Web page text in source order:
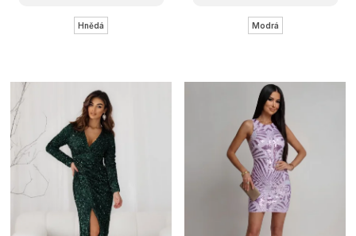
Hnědá Modrá